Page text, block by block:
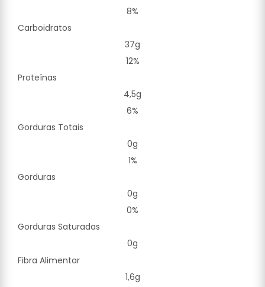
8%
Carboidratos
37g
12%
Proteínas
4,5g
6%
Gorduras Totais
0g
1%
Gorduras
0g
0%
Gorduras Saturadas
0g
Fibra Alimentar
1,6g